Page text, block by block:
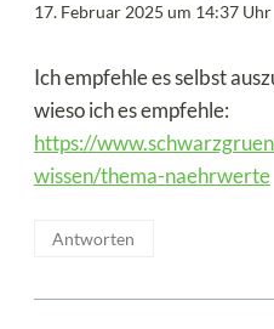
17. Februar 2025 um 14:37 Uhr
Ich empfehle es selbst
wieso ich es empfehle:
https://
wissen/thema-naehrwerte
Antworten